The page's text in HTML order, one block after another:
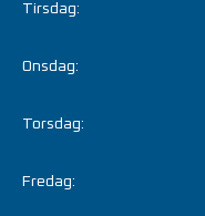
Tirsdag:
Onsdag:
Torsdag:
Fredag: